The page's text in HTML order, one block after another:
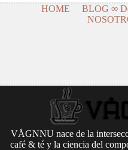
HOME BLOG ∞
VÅGNNU nace de la
café & té y la ciencia del